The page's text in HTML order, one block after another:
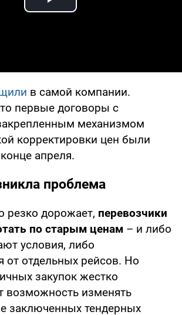
Play Video
в самой компании.
первые договоры с
механизмом
корректировки цен были
апреля.
проблема
резко дорожает, перевозчики
по старым ценам – и либо
условия, либо
от отдельных рейсов. Но
закупок жестко
возможность изменять
заключенных тендерных